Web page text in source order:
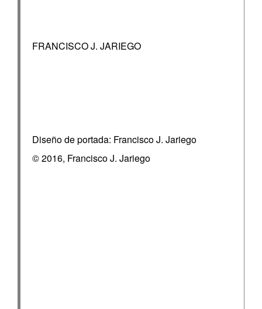
FRANCISCO J. JARIEGO
Diseño de portada: Francisco J. Jariego
© 2016, Francisco J. Jariego